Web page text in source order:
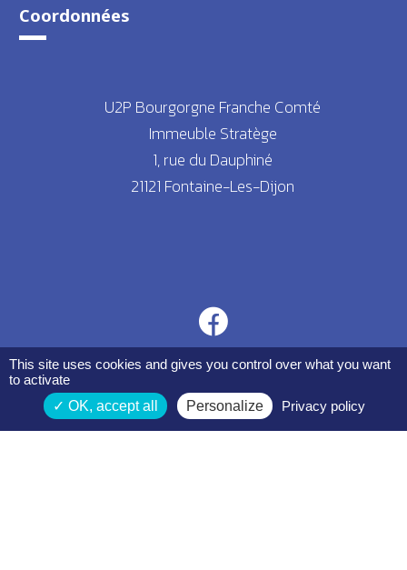
Espace membres
Coordonnées
U2P Bourgorgne Franche Comté
Immeuble Stratège
1, rue du Dauphiné
21121 Fontaine-Les-Dijon
This site uses cookies and gives you control over what you want
to activate
OK, accept all
Personalize Privacy policy